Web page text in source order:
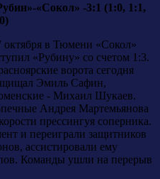
«Сокол» -3:1 (1:0, 1:1,
октября в Тюмени «Сокол»
«Рубину» со счетом 1:3.
ворота сегодня
Эмиль Сафин,
- Михаил Шукаев.
Андрея Мартемьянова
прессингуя соперника.
и переиграли защитников
ассистировали ему
Команды ушли на перерыв